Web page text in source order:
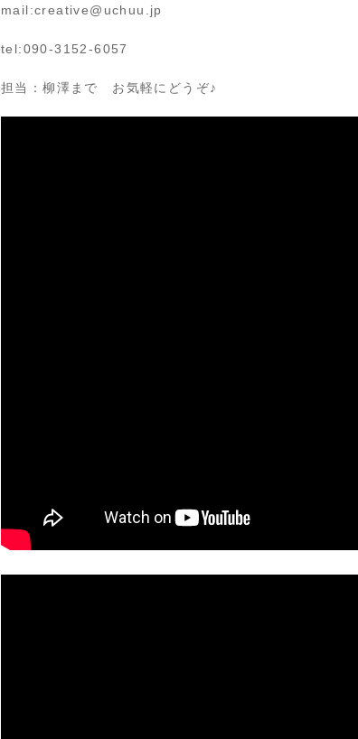
mail:creative@uchuu.jp
tel:090-3152-6057
担当：柳澤まで お気軽にどうぞ♪